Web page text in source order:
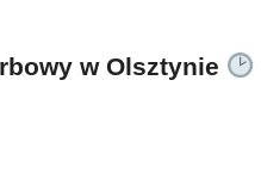
w Olsztynie